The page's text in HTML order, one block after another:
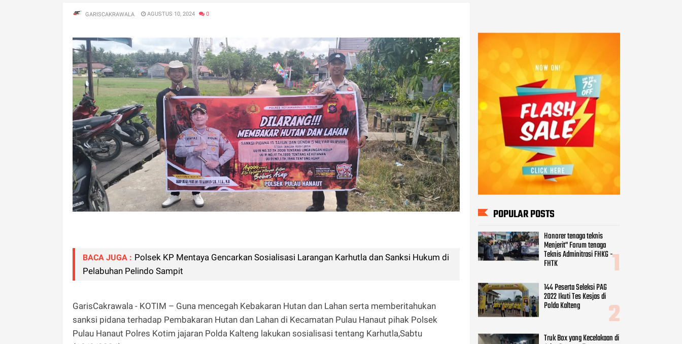
GARISCAKRAWALA AGUSTUS 10, 2024 0
BACA JUGA : Polsek KP Mentaya Gencarkan Sosialisasi Larangan Karhutla dan Sanksi Hukum di
Pelabuhan Pelindo Sampit
GarisCakrawala - KOTIM – Guna mencegah Kebakaran Hutan dan Lahan serta memberitahukan
sanksi pidana terhadap Pembakaran Hutan dan Lahan di Kecamatan Pulau Hanaut pihak Polsek
Pulau Hanaut Polres Kotim jajaran Polda Kalteng lakukan sosialisasi tentang Karhutla,Sabtu
POPULAR POSTS
Honorer tenaga teknis
Menjerit" Forum tenaga
Teknis Adminitrasi FHKG -
FHTK
144 Peserta Seleksi PAG
2022 Ikuti Tes Kesjas di
Polda Kalteng
Truk Box yang Kecelakaan di